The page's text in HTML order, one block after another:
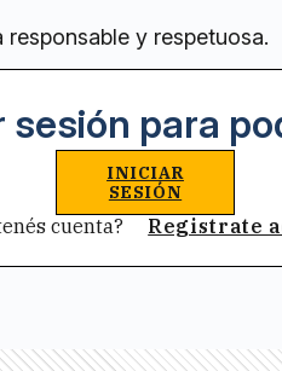
y respetuosa.
sesión para
INICIAR
SESIÓN
cuenta? Registrate